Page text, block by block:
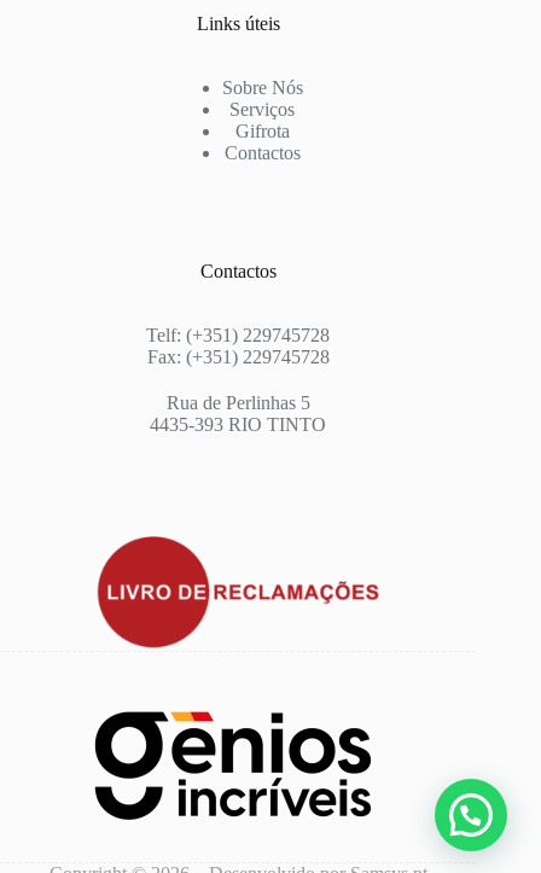
Links úteis
Sobre Nós
Serviços
Gifrota
Contactos
Contactos
Telf: (+351) 229745728
Fax: (+351) 229745728
Rua de Perlinhas 5
4435-393 RIO TINTO